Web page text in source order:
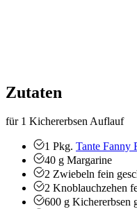
Zutaten
für 1 Kichererbsen Auflauf
1 Pkg. Tante Fanny
40 g Margarine
2 Zwiebeln fein
2 Knoblauchzehen
600 g Kichererbsen